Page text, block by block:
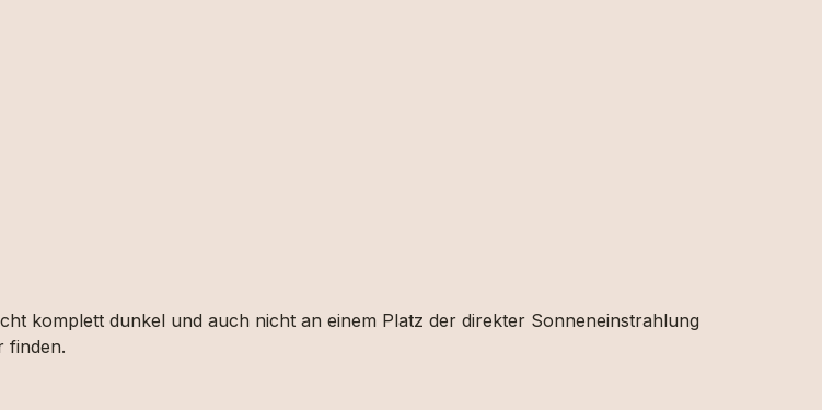
komplett dunkel und auch nicht an einem Platz der direkter Sonneneinstrahlung
finden.